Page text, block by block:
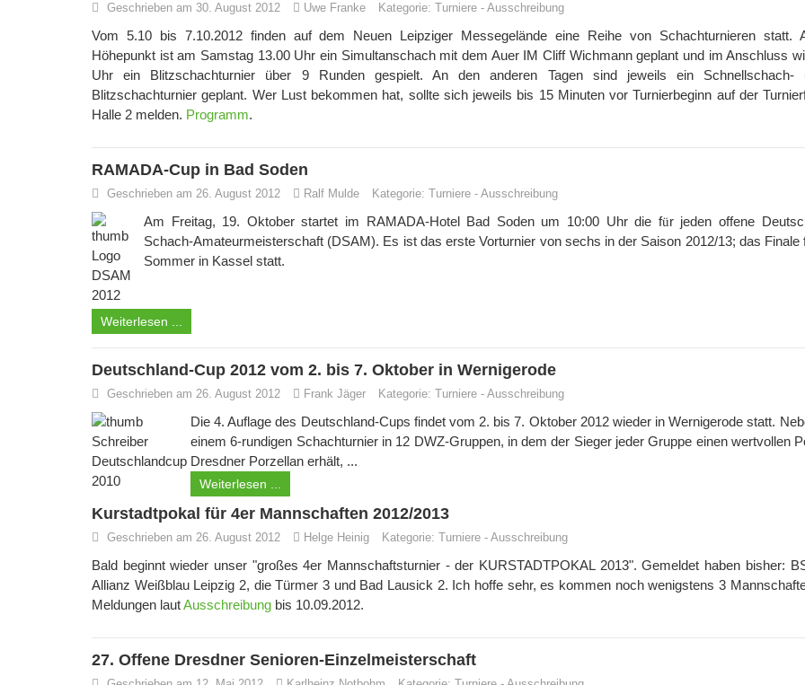
Geschrieben am 30. August 2012 Uwe Franke Kategorie: Turniere - Ausschreibung
Vom 5.10 bis 7.10.2012 finden auf dem Neuen Leipziger Messegelände eine Reihe von Schachturnieren statt.
Höhepunkt ist am Samstag 13.00 Uhr ein Simultanschach mit dem Auer IM Cliff Wichmann geplant und im Anschluss
Uhr ein Blitzschachturnier über 9 Runden gespielt. An den anderen Tagen sind jeweils ein Schnellschach-
Blitzschachturnier geplant. Wer Lust bekommen hat, sollte sich jeweils bis 15 Minuten vor Turnierbeginn auf der
Halle 2 melden. Programm.
RAMADA-Cup in Bad Soden
Geschrieben am 26. August 2012 Ralf Mulde Kategorie: Turniere - Ausschreibung
Am Freitag, 19. Oktober startet im RAMADA-Hotel Bad Soden um 10:00 Uhr die für jeden offene
Schach-Amateurmeisterschaft (DSAM). Es ist das erste Vorturnier von sechs in der Saison 2012/13; das Finale
Sommer in Kassel statt.
Weiterlesen ...
Deutschland-Cup 2012 vom 2. bis 7. Oktober in Wernigerode
Geschrieben am 26. August 2012 Frank Jäger Kategorie: Turniere - Ausschreibung
Die 4. Auflage des Deutschland-Cups findet vom 2. bis 7. Oktober 2012 wieder in Wernigerode statt.
einem 6-rundigen Schachturnier in 12 DWZ-Gruppen, in dem der Sieger jeder Gruppe einen wertvollen
Dresdner Porzellan erhält, ...
Weiterlesen ...
Kurstadtpokal für 4er Mannschaften 2012/2013
Geschrieben am 26. August 2012 Helge Heinig Kategorie: Turniere - Ausschreibung
Bald beginnt wieder unser "großes 4er Mannschaftsturnier - der KURSTADTPOKAL 2013". Gemeldet haben bisher:
Allianz Weißblau Leipzig 2, die Türmer 3 und Bad Lausick 2. Ich hoffe sehr, es kommen noch wenigstens 3
Meldungen lautAusschreibung bis 10.09.2012.
27. Offene Dresdner Senioren-Einzelmeisterschaft